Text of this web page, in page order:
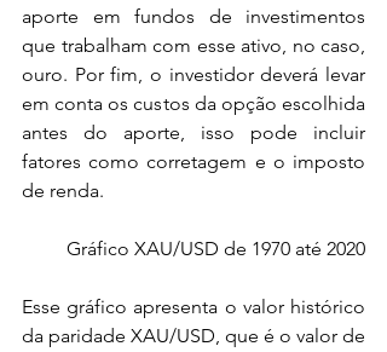
aporte em fundos de investimentos
que trabalham com esse ativo, no caso,
ouro. Por fim, o investidor deverá levar
em conta os custos da opção escolhida
antes do aporte, isso pode incluir
fatores como corretagem e o imposto
de renda.
Gráfico XAU/USD de 1970 até 2020
Esse gráfico apresenta o valor histórico
da paridade XAU/USD, que é o valor de